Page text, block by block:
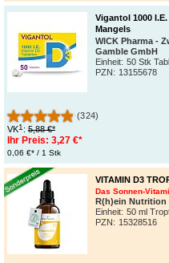
Vigantol 1000
Mangels
WICK Pharma -
Gamble GmbH
Einheit: 50 Stk
PZN: 13155678
(324)
VK1: 5,88 €*
Ihr Preis: 3,27 €*
0,06 €* / 1 Stk
VITAMIN D3
Das Sonnen-
R(h)ein Nutrition
Einheit: 50 ml
PZN: 15328516